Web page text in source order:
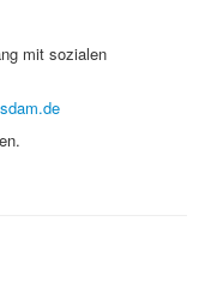
mit sozialen